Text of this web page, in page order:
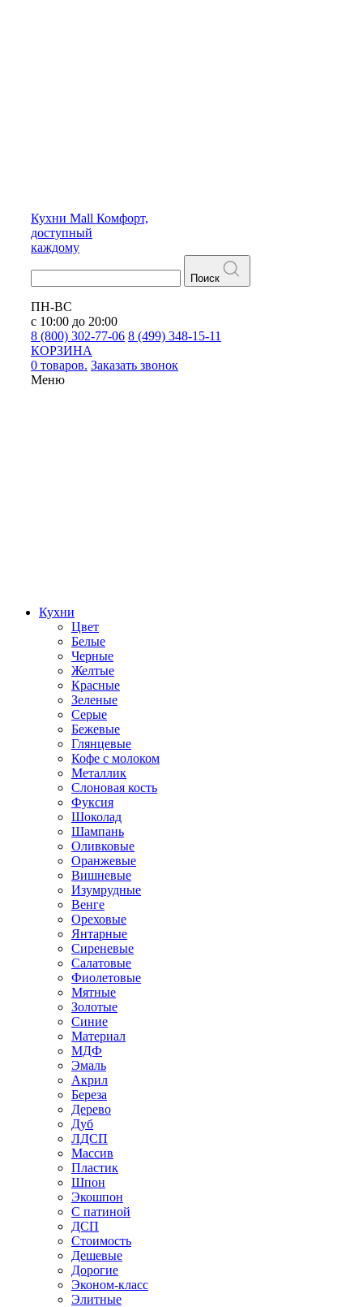
Кухни Mall Комфорт,
доступный
каждому
Поиск
ПН-ВС
с 10:00 до 20:00
8 (800) 302-77-06 8 (499) 348-15-11
КОРЗИНА
0 товаров. Заказать звонок
Меню
Кухни
Цвет
Белые
Черные
Желтые
Красные
Зеленые
Серые
Бежевые
Глянцевые
Кофе с молоком
Металлик
Слоновая кость
Фуксия
Шоколад
Шампань
Оливковые
Оранжевые
Вишневые
Изумрудные
Венге
Ореховые
Янтарные
Сиреневые
Салатовые
Фиолетовые
Мятные
Золотые
Синие
Материал
МДФ
Эмаль
Акрил
Береза
Дерево
Дуб
ЛДСП
Массив
Пластик
Шпон
Экошпон
С патиной
ДСП
Стоимость
Дешевые
Дорогие
Эконом-класс
Элитные